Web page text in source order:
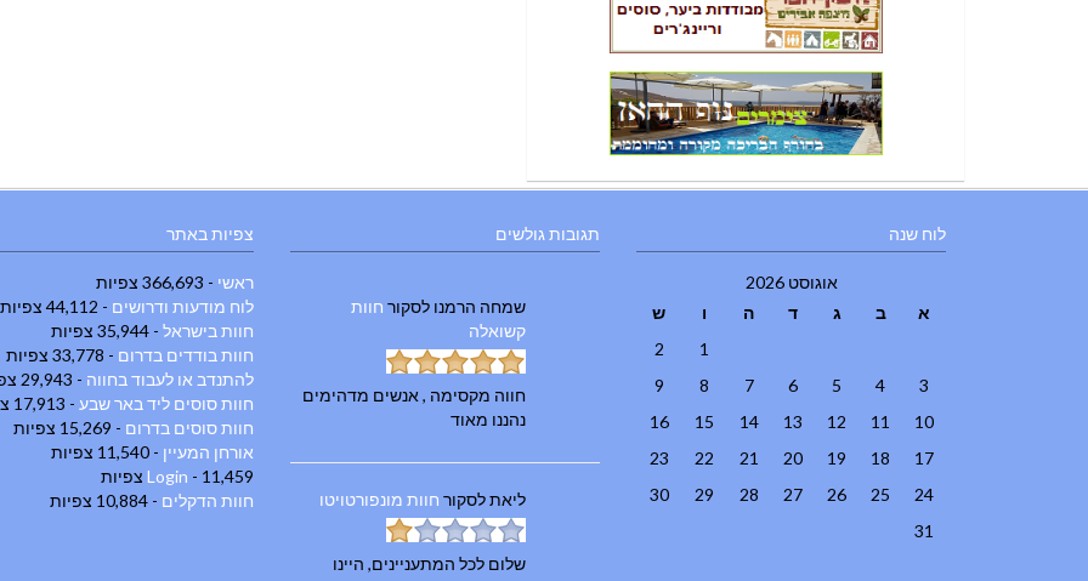
צפיות באתר
ראשי - 366,693 צפיות
לוח מודעות ודרושים - 44,112 צפיות
חוות בישראל - 35,944 צפיות
חוות בודדים בדרום - 33,778 צפיות
להתנדב או לעבוד בחווה - 29,943 צפיות
חוות סוסים ליד באר שבע - 17,913 צפיות
חוות סוסים בדרום - 15,269 צפיות
אורחן המעיין - 11,540 צפיות
Login - 11,459 צפיות
חוות הדקלים - 10,884 צפיות
תגובות גולשים
שמחה הרמנו לסקור חוות
קשואלה
חווה מקסימה , אנשים מדהימים
נהננו מאוד
ליאתלסקור חוות מונפורטויטו
שלום לכל המתעניינים, היינו
לוח שנה
אוגוסט 2026
א
ב ג ד ה ו
ש
1
2
3
4
5
6
7
8
9
10
11
12
13
14
15
16
17
18
19
20
21
22
23
24
25
26
27
28
29
30
31